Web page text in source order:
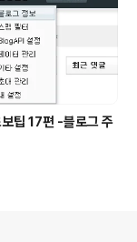
팁 17편 -블로그 주